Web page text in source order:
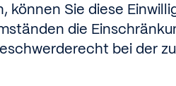
Sie diese
die
bei der